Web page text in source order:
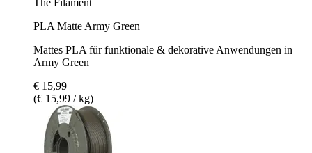
PLA Matte Army Green
Mattes PLA für funktionale & dekorative Anwendungen in
Army Green
€ 15,99
(€ 15,99 / kg)